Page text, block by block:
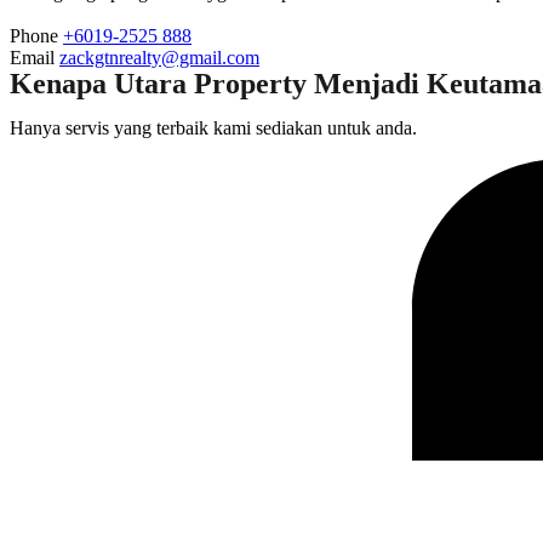
Phone +6019-2525 888
Email zackgtnrealty@gmail.com
Kenapa Utara Property Menjadi
Hanya servis yang terbaik kami sediakan untuk anda.